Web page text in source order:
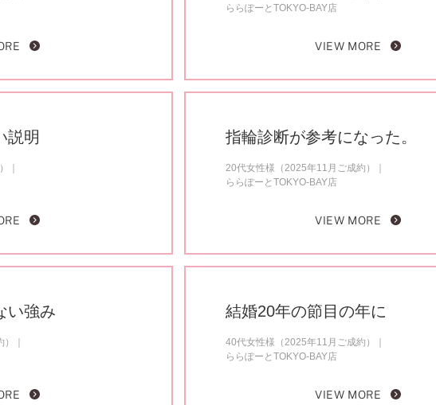
ららぽーとTOKYO-BAY店
VIEW MORE
説明 指輪診断が参考になった。
20代女性様（2025年11月ご成約）
ららぽーとTOKYO-BAY店
VIEW MORE
い強み 結婚20年の節目の年に
40代女性様（2025年11月ご成約）
ららぽーとTOKYO-BAY店
VIEW MORE